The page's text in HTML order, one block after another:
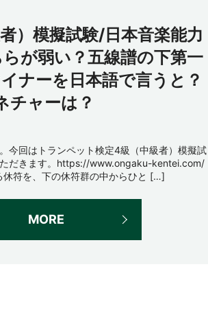
）模擬試験/日本音楽能力
が弱い？五線譜の下第一
ナーを日本語で言うと？
チャーは？
今回はトランペット検定4級（中級者）模擬試
だきます。https://www.ongaku-kentei.com/
符を、下の休符群の中からひと […]
MORE